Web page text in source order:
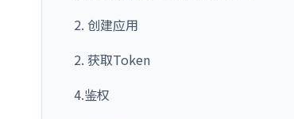
2. 创建应用
2. 获取Token
4.鉴权